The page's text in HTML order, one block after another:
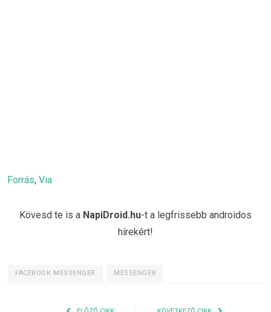
Forrás, Via
Kövesd te is a NapiDroid.hu-t a legfrissebb androidos
hírekért!
FACEBOOK MESSENGER MESSENGER